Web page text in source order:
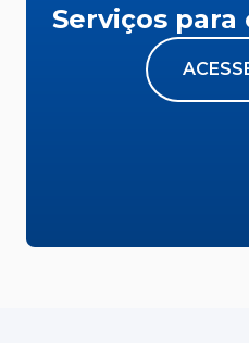
Serviços para